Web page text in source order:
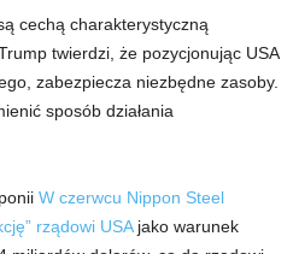
cechą charakterystyczną
twierdzi, że pozycjonując USA
zabezpiecza niezbędne zasoby.
sposób działania
W czerwcu Nippon Steel
rządowi USAjako warunek